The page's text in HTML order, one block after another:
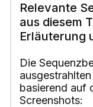
Relevante
aus diesem
Erläuterung
Die
basierend auf
Screenshots: